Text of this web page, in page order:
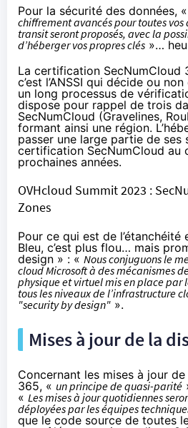
Pour la sécurité des données, «
chiffrement avancés pour toutes vos
transit seront proposés, avec la
d’héberger vos propres clés »…
La certification SecNumCloud
c’est l’ANSSI qui décide ou
un long processus de
dispose pour rappel de trois
SecNumCloud (Gravelines,
formant ainsi une région.
passer une large partie de ses
certification SecNumCloud au
prochaines années.
OVHcloud Summit 2023 :
Zones
Pour ce qui est de
Bleu, c’est plus flou… mais
design » : « Nous conjuguons le
cloud Microsoft à des mécanismes
physique et virtuel mis en place par
tous les niveaux de l’infrastructure
"security by design" ».
Mises à jour de la
Concernant les mises à jour
365, « un principe de quasi-parité
« Les mises à jour quotidiennes
déployées par les équipes
que le code source de toutes